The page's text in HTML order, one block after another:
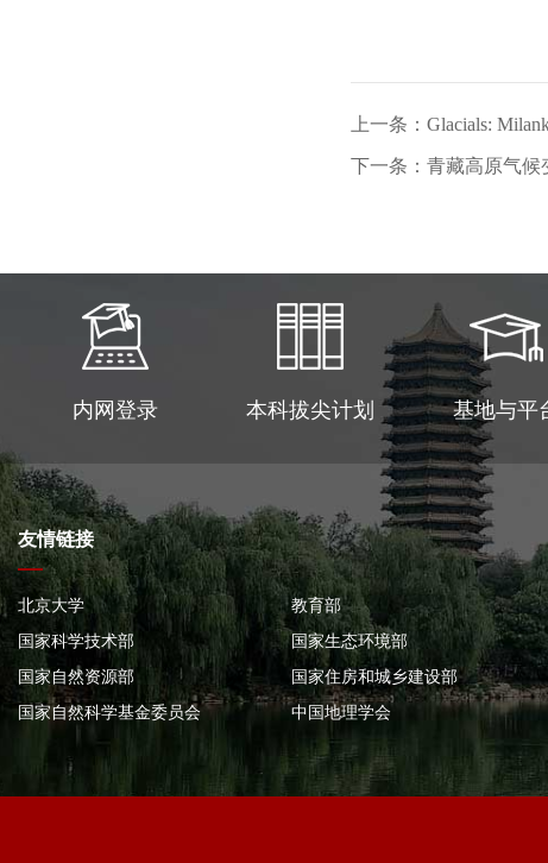
上一条：Glacials:
下一条：青藏高原气
内网登录 本科拔尖计划 基地与平
友情链接
北京大学
教育部
国家科学技术部
国家生态环境部
国家自然资源部
国家住房和城乡建设部
国家自然科学基金委员会
中国地理学会